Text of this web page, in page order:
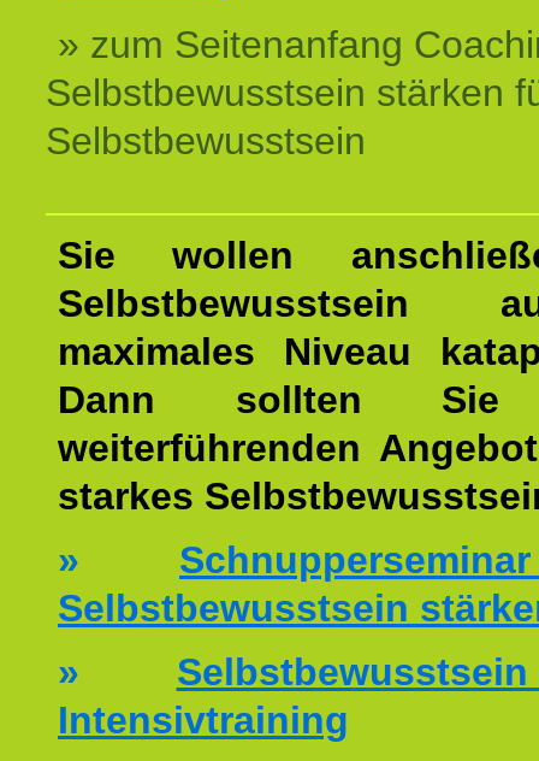
» zum Seitenanfang
Selbstbewusstsein stärken
Selbstbewusstsein
Sie wollen
Selbstbewusstsein
maximales Niveau
Dann sollten Sie
weiterführenden
starkes
»
Selbstbewusstsein
»
Intensivtraining